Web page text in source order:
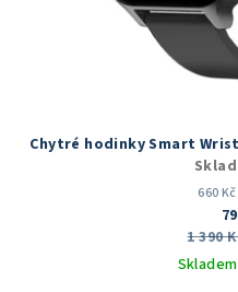
Chytré hodinky Smart
660
1 390